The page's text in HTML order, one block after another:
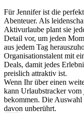
Für Jennifer ist die
Abenteuer. Als
Aktivurlaube plant sie
Detail vor, um jeden
aus jedem Tag
Organisationstalent mit
Deals, damit jedes
preislich attraktiv ist.
Wenn Ihr über einen
kann Urlaubstracker
bekommen. Die
davon unberührt.